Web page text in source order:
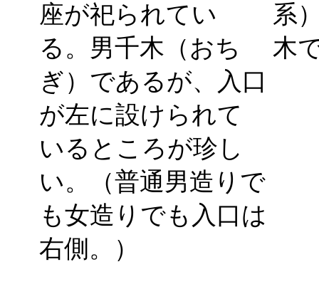
座が祀られてい
る。男千木（おち
ぎ）であるが、入口
が左に設けられて
いるところが珍し
い。（普通男造りで
も女造りでも入口は
右側。）
系
木